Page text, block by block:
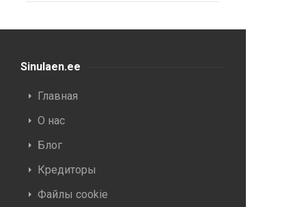
Sinulaen.ee
Главная
О нас
Блог
Кредиторы
Файлы cookie